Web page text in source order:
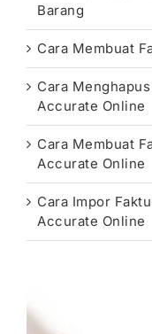
Barang
Cara Membuat
Cara
Accurate Online
Cara Membuat
Accurate Online
Cara Impor
Accurate Online